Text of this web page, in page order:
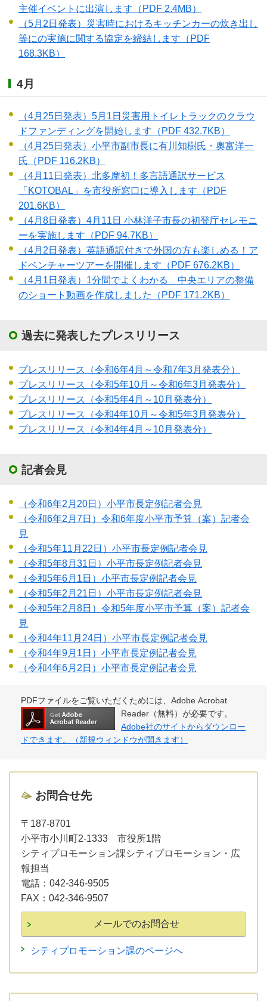
主催イベントに出演します （PDF 2.4MB）
（5月2日発表）災害時におけるキッチンカーの炊き出し
等にの実施に関する協定を締結します （PDF
168.3KB）
4月
（4月25日発表）5月1日災害用トイレトラックのクラウ
ドファンディングを開始します （PDF 432.7KB）
（4月25日発表）小平市副市長に有川知樹氏・奧富洋一
氏 （PDF 116.2KB）
（4月11日発表）北多摩初！多言語通訳サービス
「KOTOBAL」を市役所窓口に導入します （PDF
201.6KB）
（4月8日発表）4月11日 小林洋子市長の初登庁セレモニ
ーを実施します （PDF 94.7KB）
（4月2日発表）英語通訳付きで外国の方も楽しめる！ア
ドベンチャーツアーを開催します （PDF 676.2KB）
（4月1日発表）1分間でよくわかる 中央エリアの整備
のショート動画を作成しました
（PDF 171.2KB）
過去に発表したプレスリリース
プレスリリース（令和6年4月～令和7年3月発表分）
プレスリリース（令和5年10月～令和6年3月発表分）
プレスリリース（令和5年4月～10月発表分）
プレスリリース（令和4年10月～令和5年3月発表分）
プレスリリース（令和4年4月～10月発表分）
記者会見
（令和6年2月20日）小平市長定例記者会見
（令和6年2月7日）令和6年度小平市予算（案）記者会
見
（令和5年11月22日）小平市長定例記者会見
（令和5年8月31日）小平市長定例記者会見
（令和5年6月1日）小平市長定例記者会見
（令和5年2月21日）小平市長定例記者会見
（令和5年2月8日）令和5年度小平市予算（案）記者会
見
（令和4年11月24日）小平市長定例記者会見
（令和4年9月1日）小平市長定例記者会見
（令和4年6月2日）小平市長定例記者会見
PDFファイルをご覧いただくためには、Adobe Acrobat
Reader（無料）が必要です。
Adobe社のサイトからダウンロー
ドできます。（新規ウィンドウが開きます）
お問合せ先
〒187-8701
小平市小川町2-1333 市役所1階
シティプロモーション課シティプロモーション・広
報担当
電話： 042-346-9505
FAX： 042-346-9507
シティプロモーション課のページへ